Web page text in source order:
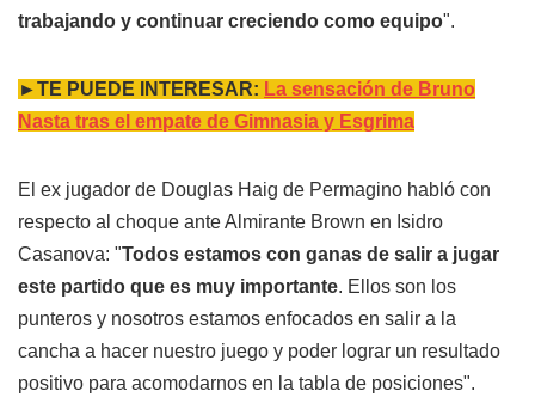
trabajando y continuar creciendo como equipo".
►TE PUEDE INTERESAR: La sensación de Bruno
Nasta tras el empate de Gimnasia y Esgrima
El ex jugador de Douglas Haig de Permagino habló con
respecto al choque ante Almirante Brown en Isidro
Casanova: "Todos estamos con ganas de salir a jugar
este partido que es muy importante. Ellos son los
punteros y nosotros estamos enfocados en salir a la
cancha a hacer nuestro juego y poder lograr un resultado
positivo para acomodarnos en la tabla de posiciones".